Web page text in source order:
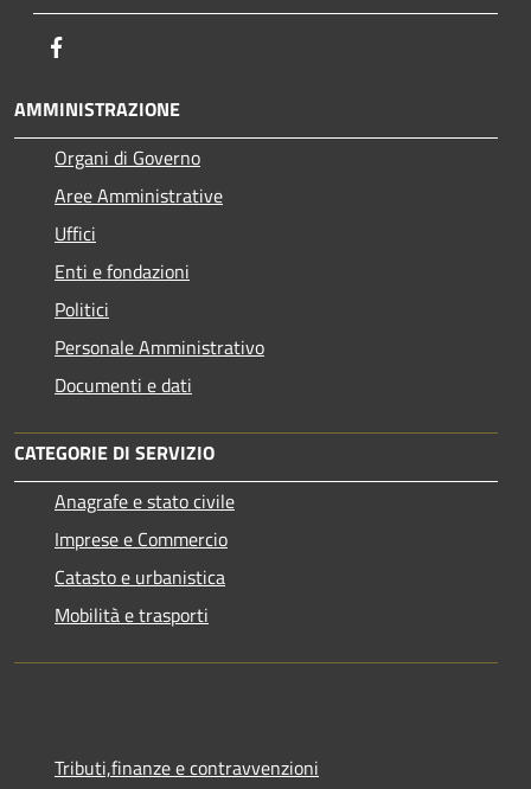
AMMINISTRAZIONE
Organi di Governo
Aree Amministrative
Uffici
Enti e fondazioni
Politici
Personale Amministrativo
Documenti e dati
CATEGORIE DI SERVIZIO
Anagrafe e stato civile
Imprese e Commercio
Catasto e urbanistica
Mobilità e trasporti
Tributi,finanze e contravvenzioni